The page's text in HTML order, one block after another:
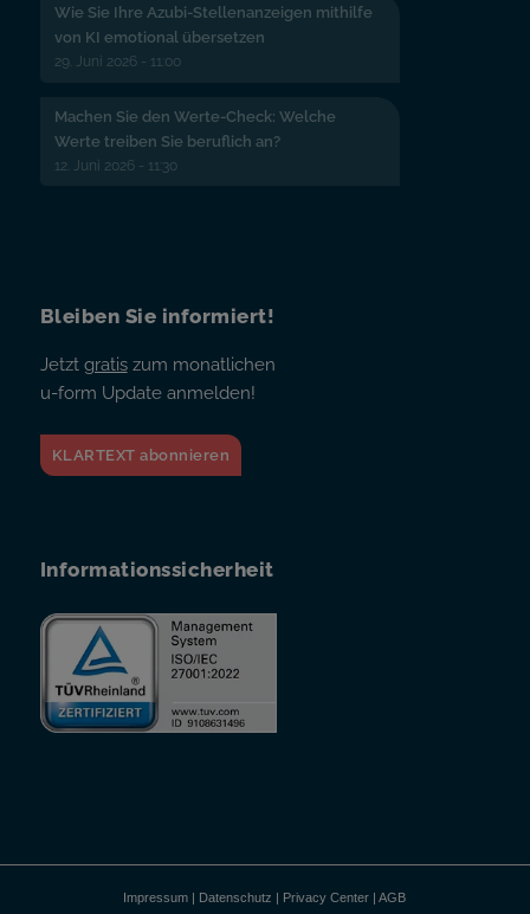
Wie Sie Ihre Azubi-Stellenanzeigen mithilfe
von KI emotional übersetzen
29. Juni 2026 - 11:00
Machen Sie den Werte-Check: Welche
Werte treiben Sie beruflich an?
12. Juni 2026 - 11:30
Bleiben Sie informiert!
Jetzt gratiszum monatlichen
u-form Update anmelden!
KLARTEXT abonnieren
Informationssicherheit
Impressum | Datenschutz | Privacy Center |AGB